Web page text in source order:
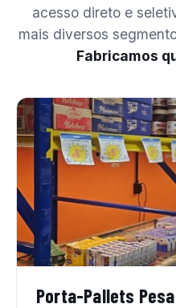
acesso direto e
mais diversos
Fabricamos
Porta-Pallets